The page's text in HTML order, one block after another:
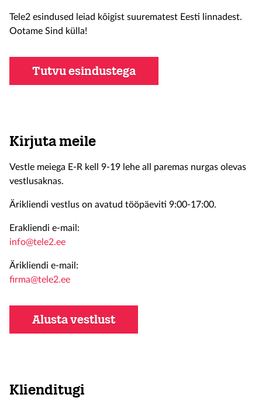
Tele2 esindused leiad kõigist suurematest Eesti linnadest.
Ootame Sind külla!
Tutvu esindustega
Kirjuta meile
Vestle meiega E-R kell 9-19 lehe all paremas nurgas olevas
vestlusaknas.
Ärikliendi vestlus on avatud tööpäeviti 9:00-17:00.
Erakliendi e-mail:
info@tele2.ee
Ärikliendi e-mail:
firma@tele2.ee
Alusta vestlust
Klienditugi